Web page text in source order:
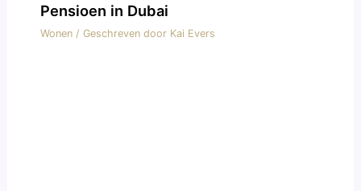
Pensioen in Dubai
Wonen/ Geschreven door Kai Evers